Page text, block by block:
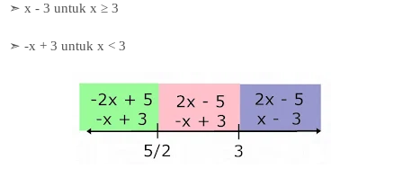
➣ x - 3 untuk x ≥ 3
➣ -x + 3 untuk x < 3